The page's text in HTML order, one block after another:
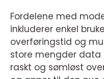
Fordelene med
inkluderer enkel
overføringstid og
store mengder data
raskt og sømløst